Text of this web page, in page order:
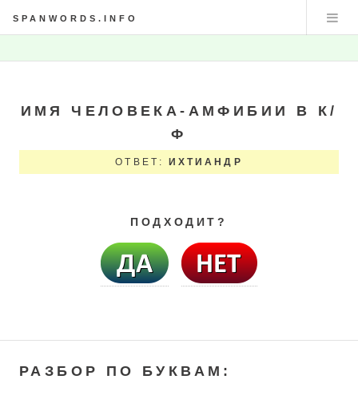
SPANWORDS.INFO
ИМЯ ЧЕЛОВЕКА-АМФИБИИ В К/
Ф
ОТВЕТ: ИХТИАНДР
ПОДХОДИТ?
РАЗБОР ПО БУКВАМ: